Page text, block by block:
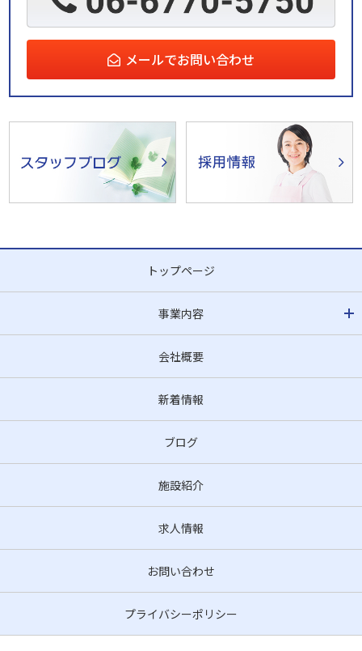
メールでお問い合わせ
トップページ
事業内容
会社概要
新着情報
ブログ
施設紹介
求人情報
お問い合わせ
プライバシーポリシー